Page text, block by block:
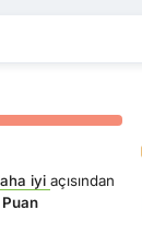
iyiaçısından
Puan